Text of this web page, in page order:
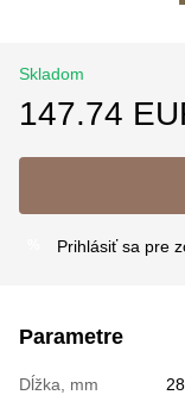
Skladom
147.74
Prihlásiť sa pre
Parametre
Dĺžka, mm